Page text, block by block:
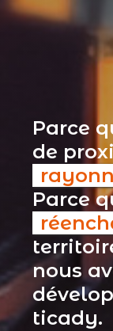
Parce
de
Parce
nous
ticady.